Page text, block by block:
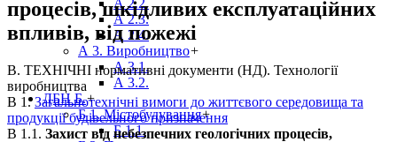
А 2.2.
А 2.3.
А 2.4.
А 3. Виробництво+
А 3.1.
А 3.2.
ДБН Б.+
Б 1. Містобудування+
Б 1.1.
процесів, шкідливих експлуатаційних
впливів, від пожежі
В. ТЕХНІЧНІ нормативні документи (НД). Технології
виробництва
В 1.Загальнотехнічні вимоги до життєвого середовища та
продукції будівельного призначення
В 1.1. Захист від небезпечних геологічних процесів,